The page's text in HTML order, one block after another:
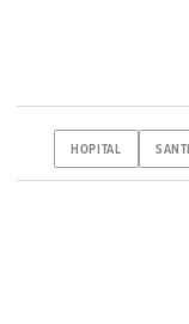
HOPITAL